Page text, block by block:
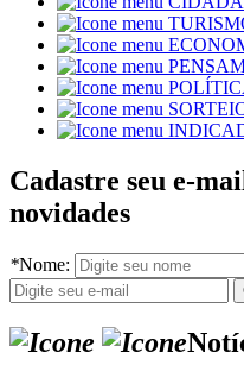
Cadastre seu e-
novidades
*Nome: